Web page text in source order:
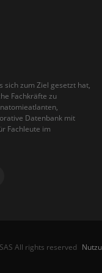
sich zum Ziel gesetzt hat,
Fachkräfte zu
Datenbank mit
Fachleute im
All rights reserved